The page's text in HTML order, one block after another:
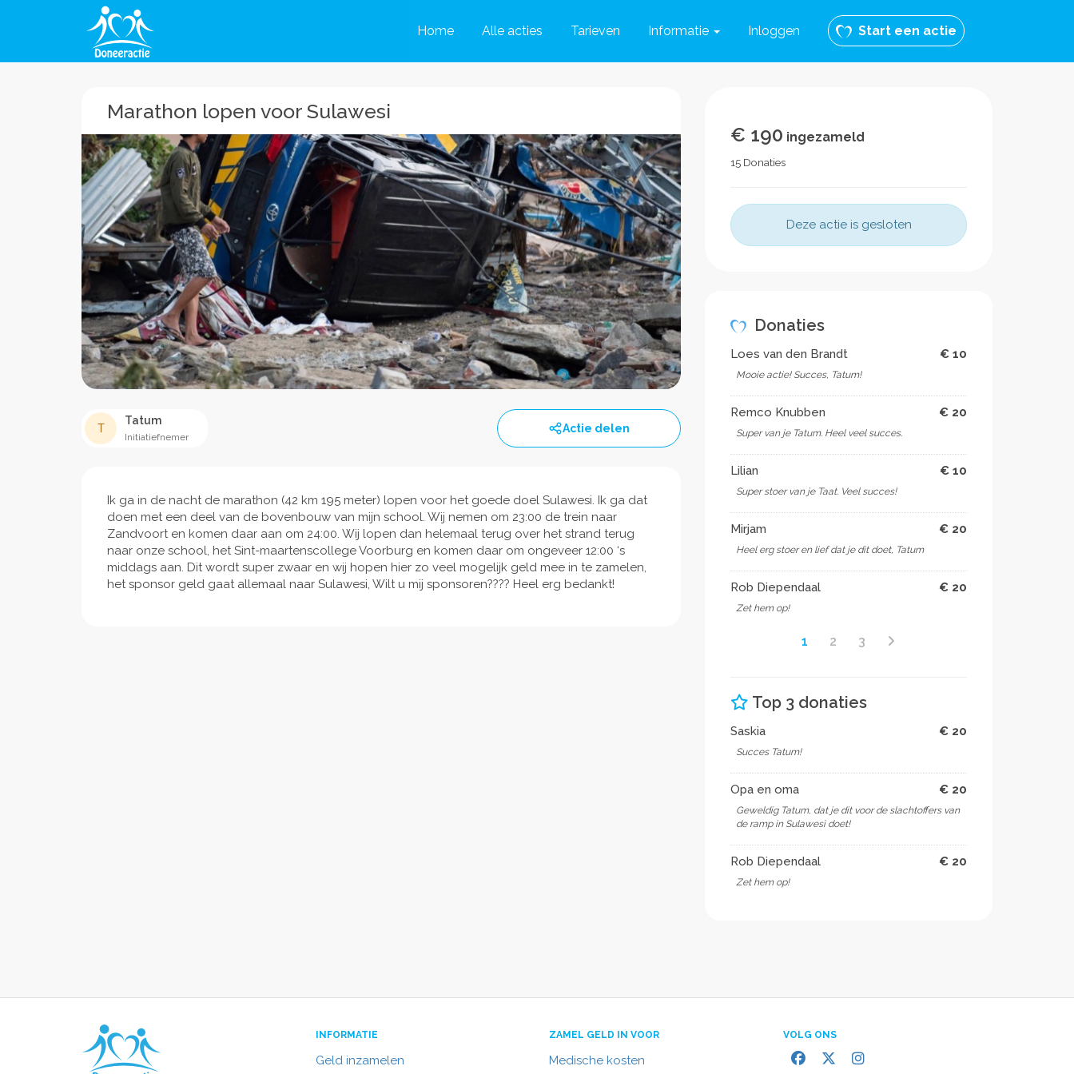
Home Alle acties Tarieven Informatie Inloggen Start een actie
Marathon lopen voor Sulawesi
T
Tatum
Initiatiefnemer
Actie delen
Ik ga in de nacht de marathon (42 km 195 meter) lopen voor het goede doel Sulawesi. Ik ga dat
doen met een deel van de bovenbouw van mijn school. Wij nemen om 23:00 de trein naar
Zandvoort en komen daar aan om 24:00. Wij lopen dan helemaal terug over het strand terug
naar onze school, het Sint-maartenscollege Voorburg en komen daar om ongeveer 12:00 ‘s
middags aan. Dit wordt super zwaar en wij hopen hier zo veel mogelijk geld mee in te zamelen,
het sponsor geld gaat allemaal naar Sulawesi, Wilt u mij sponsoren???? Heel erg bedankt!
€ 190 ingezameld
15 Donaties
Deze actie is gesloten
Donaties
Loes van den Brandt € 10
Mooie actie! Succes, Tatum!
Remco Knubben € 20
Super van je Tatum. Heel veel succes.
Lilian € 10
Super stoer van je Taat. Veel succes!
Mirjam € 20
Heel erg stoer en lief dat je dit doet, Tatum
Rob Diependaal € 20
Zet hem op!
1 2 3
Top 3 donaties
Saskia € 20
Succes Tatum!
Opa en oma € 20
Geweldig Tatum, dat je dit voor de slachtoffers van
de ramp in Sulawesi doet!
Rob Diependaal € 20
Zet hem op!
INFORMATIE
Geld inzamelen
ZAMEL GELD IN VOOR
Medische kosten
VOLG ONS